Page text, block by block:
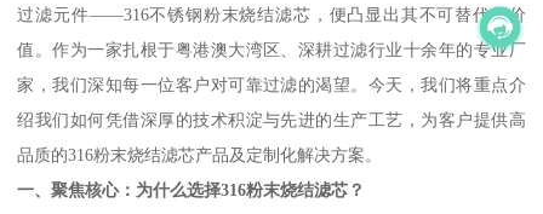
过滤元件——316不锈钢粉末烧结滤芯，便凸显出其不可替代的价
值。作为一家扎根于粤港澳大湾区、深耕过滤行业十余年的专业厂
家，我们深知每一位客户对可靠过滤的渴望。今天，我们将重点介
绍我们如何凭借深厚的技术积淀与先进的生产工艺，为客户提供高
品质的316粉末烧结滤芯产品及定制化解决方案。
一、聚焦核心：为什么选择316粉末烧结滤芯？